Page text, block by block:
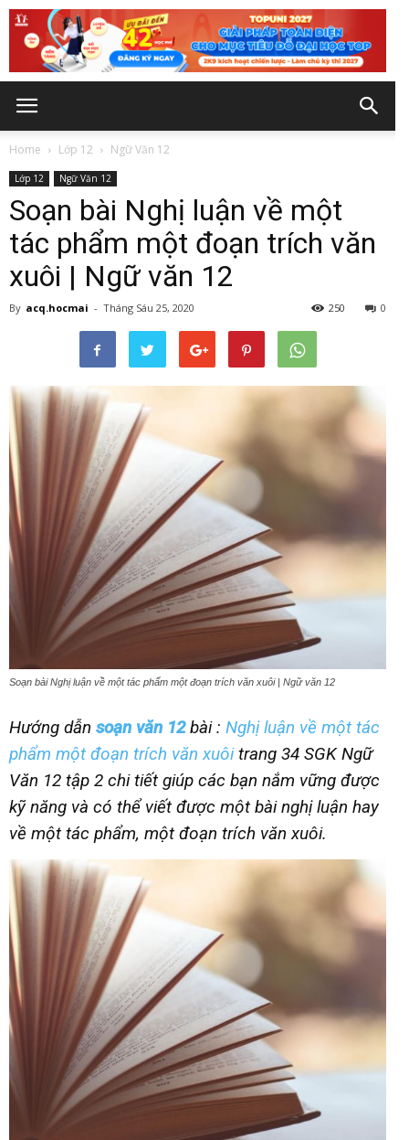
Home Lớp 12 Ngữ Văn 12
Lớp 12 Ngữ Văn 12
Soạn bài Nghị luận về một
tác phẩm một đoạn trích văn
xuôi | Ngữ văn 12
By acq.hocmai - Tháng Sáu 25, 2020 0
250
Soạn bài Nghị luận về một tác phẩm một đoạn trích văn xuôi | Ngữ văn 12
Hướng dẫn soạn văn 12bài : Nghị luận về một tác
phẩm một đoạn trích văn xuôitrang 34 SGK Ngữ
Văn 12 tập 2 chi tiết giúp các bạn nắm vững được
kỹ năng và có thể viết được một bài nghị luận hay
về một tác phẩm, một đoạn trích văn xuôi.